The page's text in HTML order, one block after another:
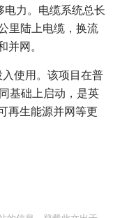
力。电缆系统总长
里陆上电缆，换流
网。
使用。该项目在普
基础上启动，是英
再生能源并网等更